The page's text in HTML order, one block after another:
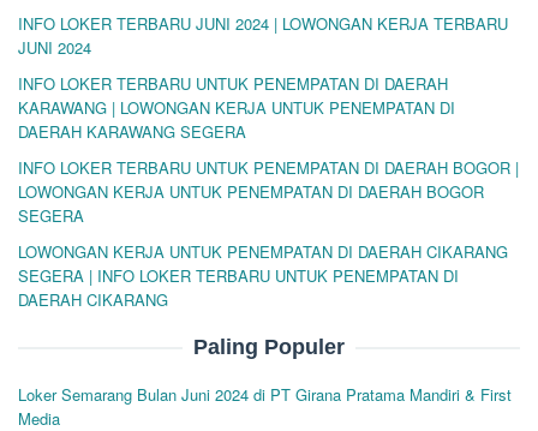
INFO LOKER TERBARU JUNI 2024 | LOWONGAN KERJA TERBARU
JUNI 2024
INFO LOKER TERBARU UNTUK PENEMPATAN DI DAERAH
KARAWANG | LOWONGAN KERJA UNTUK PENEMPATAN DI
DAERAH KARAWANG SEGERA
INFO LOKER TERBARU UNTUK PENEMPATAN DI DAERAH BOGOR |
LOWONGAN KERJA UNTUK PENEMPATAN DI DAERAH BOGOR
SEGERA
LOWONGAN KERJA UNTUK PENEMPATAN DI DAERAH CIKARANG
SEGERA | INFO LOKER TERBARU UNTUK PENEMPATAN DI
DAERAH CIKARANG
Paling Populer
Loker Semarang Bulan Juni 2024 di PT Girana Pratama Mandiri & First
Media